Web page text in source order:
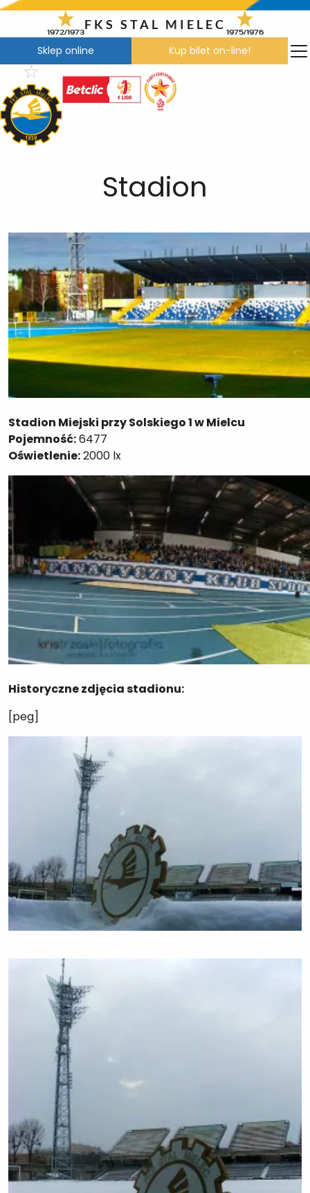
Przejdź
treści
1972/1973
FKS STAL MIELEC
1975/1976
Sklep online Kup bilet on-line!
Stadion
Stadion Miejski przy Solskiego 1 w Mielcu
Pojemność:6477
Oświetlenie:2000 lx
Historyczne zdjęcia stadionu:
[peg]